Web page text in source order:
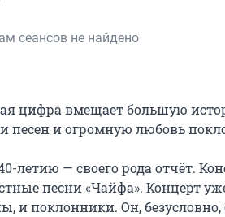
сеансов не найдено
цифра вмещает большую
песен и огромную любовь
летию — своего рода отчёт.
песни «Чайфа». Концерт
и поклонники. Он,